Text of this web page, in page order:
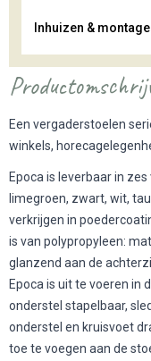
Inhuizen & montage
Een vergaderstoelen
winkels,
Epoca is leverbaar in
limegroen, zwart, wit,
verkrijgen in
is van polypropyleen:
glanzend aan de
Epoca is uit te voeren in
onderstel stapelbaar,
onderstel en kruisvoet
toe te voegen aan de